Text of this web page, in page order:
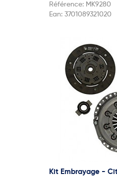
Référence: MK9280
Ean: 3701089321020
Kit Embrayage -